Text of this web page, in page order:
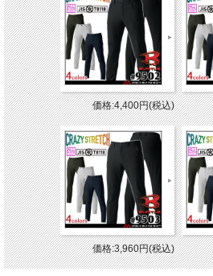
価格:4,400円(税込)
価格:3,960円(税込)